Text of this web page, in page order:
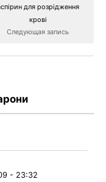
для розрідження
крові
Следующая запись
- 23:32